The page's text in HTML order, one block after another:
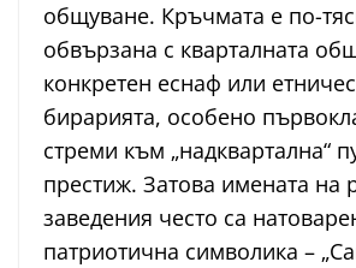
общуване. Кръчмата е по-
обвързана с кварталната
конкретен еснаф или
бирарията, особено
стреми към „надквартална“
престиж. Затова имената на
заведения често са
патриотична символика –